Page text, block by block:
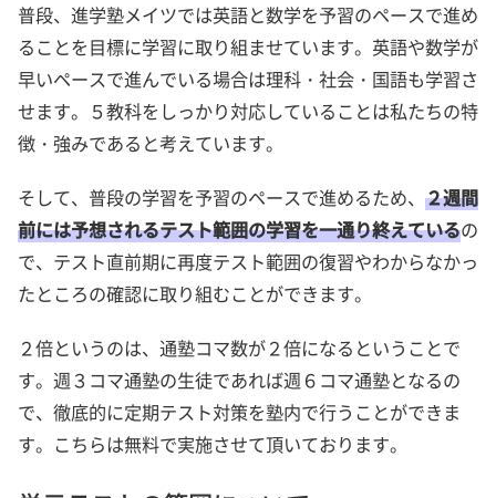
普段、進学塾メイツでは英語と数学を予習のペースで進め
ることを目標に学習に取り組ませています。英語や数学が
早いペースで進んでいる場合は理科・社会・国語も学習さ
せます。５教科をしっかり対応していることは私たちの特
徴・強みであると考えています。
そして、普段の学習を予習のペースで進めるため、 ２週間
前には予想されるテスト範囲の学習を一通り終えているの
で、テスト直前期に再度テスト範囲の復習やわからなかっ
たところの確認に取り組むことができます。
２倍というのは、通塾コマ数が２倍になるということで
す。週３コマ通塾の生徒であれば週６コマ通塾となるの
で、徹底的に定期テスト対策を塾内で行うことができま
す。こちらは無料で実施させて頂いております。